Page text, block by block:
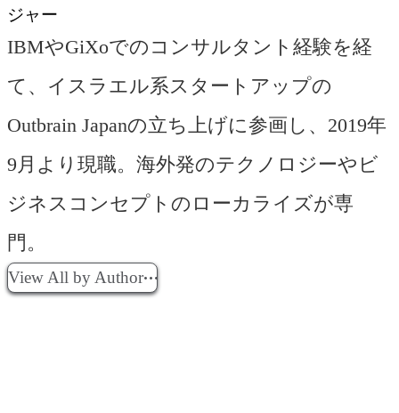
ジャー
IBMやGiXoでのコンサルタント経験を経
て、イスラエル系スタートアップの
Outbrain Japanの立ち上げに参画し、2019年
9月より現職。海外発のテクノロジーやビ
ジネスコンセプトのローカライズが専
門。
View All by Author